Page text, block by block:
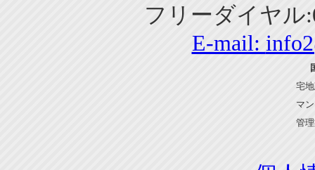
フリーダイヤル
E-mail:
宅
マ
管